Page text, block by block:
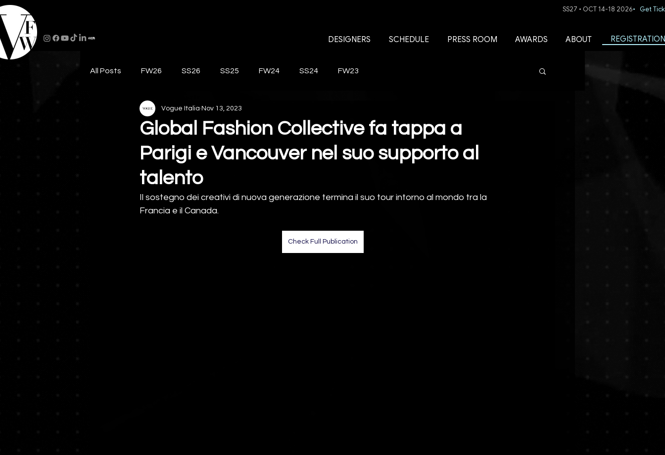
SS27 • OCT 14-18 2026• Get
DESIGNERS SCHEDULE PRESS ROOM AWARDS ABOUT REGISTRATION
All Posts FW26 SS26 SS25 FW24 SS24 FW23
Global Fashion Collective fa tappa a
Parigi e Vancouver nel suo supporto al
talento
Vogue Italia Nov 13, 2023
Il sostegno dei creativi di nuova generazione termina il suo tour intorno al mondo tra la
Francia e il Canada.
Check Full Publication